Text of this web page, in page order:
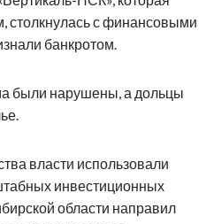
столкнулась с финансовыми
банкротом.
были нарушены, а дольцы
власти использовали
инвестиционных
области направил